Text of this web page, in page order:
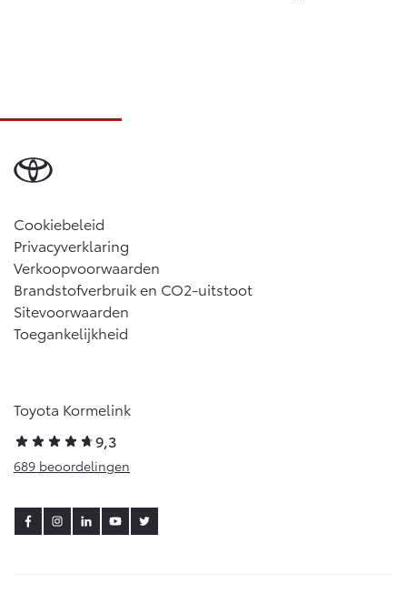
Cookiebeleid
Privacyverklaring
Verkoopvoorwaarden
Brandstofverbruik en CO2-uitstoot
Sitevoorwaarden
Toegankelijkheid
Toyota Kormelink
9,3
689 beoordelingen